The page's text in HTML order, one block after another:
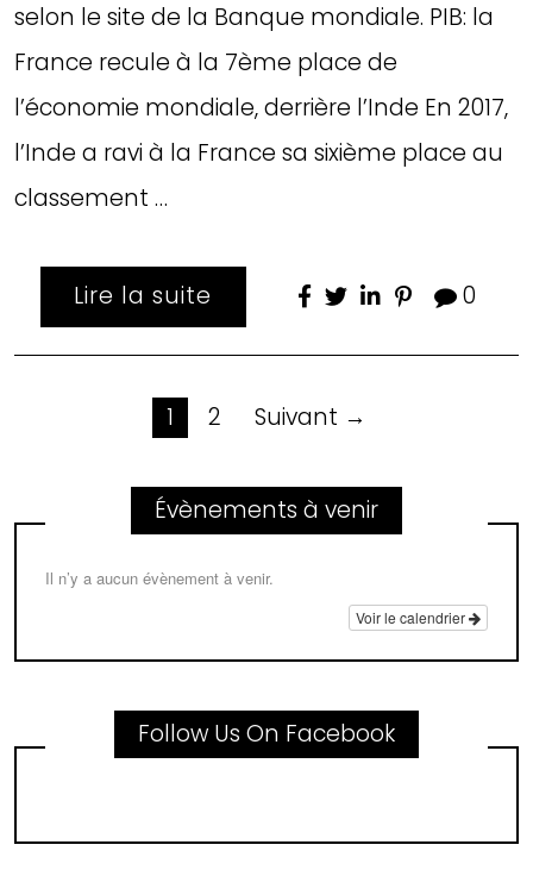
selon le site de la Banque mondiale. PIB: la
France recule à la 7ème place de
l’économie mondiale, derrière l’Inde En 2017,
l’Inde a ravi à la France sa sixième place au
classement …
Lire la suite 0
Navigation
articles
1 2 Suivant →
Évènements à venir
Il n’y a aucun évènement à venir.
Voir le calendrier
Follow Us On Facebook